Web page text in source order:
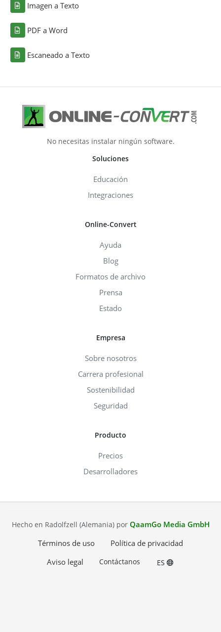
Imagen a Texto
PDF a Word
Escaneado a Texto
No necesitas instalar ningún software.
Soluciones
Educación
Integraciones
Online-Convert
Ayuda
Blog
Formatos de archivo
Prensa
Estado
Empresa
Sobre nosotros
Carrera profesional
Sostenibilidad
Seguridad
Producto
Precios
Desarrolladores
Hecho en Radolfzell (Alemania) por QaamGo Media GmbH
Términos de uso
Política de privacidad
Aviso legal
Contáctanos ES